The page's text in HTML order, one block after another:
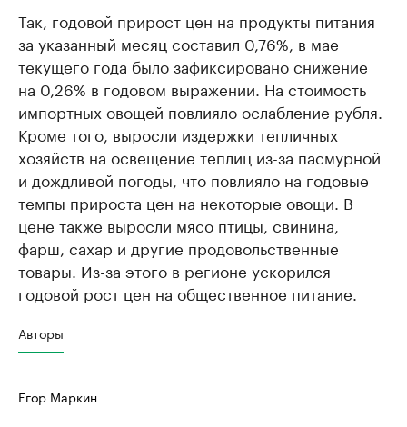
Так, годовой прирост цен на продукты питания
за указанный месяц составил 0,76%, в мае
текущего года было зафиксировано снижение
на 0,26% в годовом выражении. На стоимость
импортных овощей повлияло ослабление рубля.
Кроме того, выросли издержки тепличных
хозяйств на освещение теплиц из-за пасмурной
и дождливой погоды, что повлияло на годовые
темпы прироста цен на некоторые овощи. В
цене также выросли мясо птицы, свинина,
фарш, сахар и другие продовольственные
товары. Из-за этого в регионе ускорился
годовой рост цен на общественное питание.
Авторы
Егор Маркин